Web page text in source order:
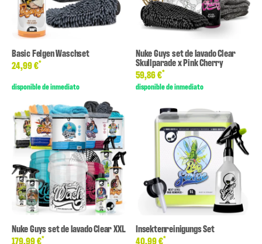
Basic Felgen Waschset
24,99 €*
disponible de inmediato
Nuke Guys set de lavado Clear
Skullparade x Pink Cherry
59,86 €*
disponible de inmediato
Nuke Guys set de lavado Clear XXL
179,99 €*
Insektenreinigungs Set
40,99 €*